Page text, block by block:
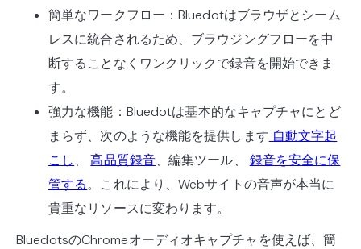
簡単なワークフロー：Bluedotはブラウザとシーム
レスに統合されるため、ブラウジングフローを中
断することなくワンクリックで録音を開始できま
す。
強力な機能：Bluedotは基本的なキャプチャにとど
まらず、次のような機能を提供します 自動文字起
こし、高品質録音、編集ツール、 録音を安全に保
管する。これにより、Webサイトの音声が本当に
貴重なリソースに変わります。
BluedotsのChromeオーディオキャプチャを使えば、簡